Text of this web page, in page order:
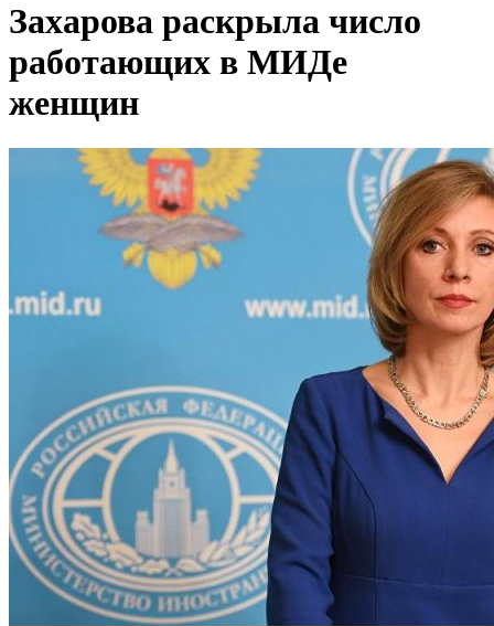
Захарова раскрыла число
работающих в МИДе
женщин